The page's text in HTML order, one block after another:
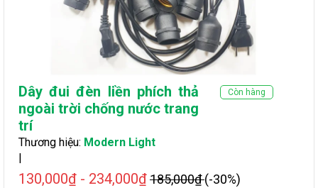
Dây đui đèn liền phích thả
ngoài trời chống nước trang
trí
Còn hàng
Thương hiệu: Modern Light
|
130,000₫ - 234,000₫185,000₫(-30%)